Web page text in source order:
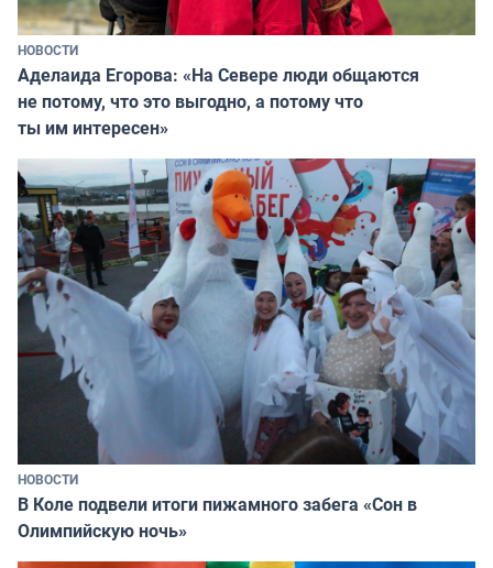
НОВОСТИ
Аделаида Егорова: «На Севере люди общаются
не потому, что это выгодно, а потому что
ты им интересен»
НОВОСТИ
В Коле подвели итоги пижамного забега «Сон в
Олимпийскую ночь»